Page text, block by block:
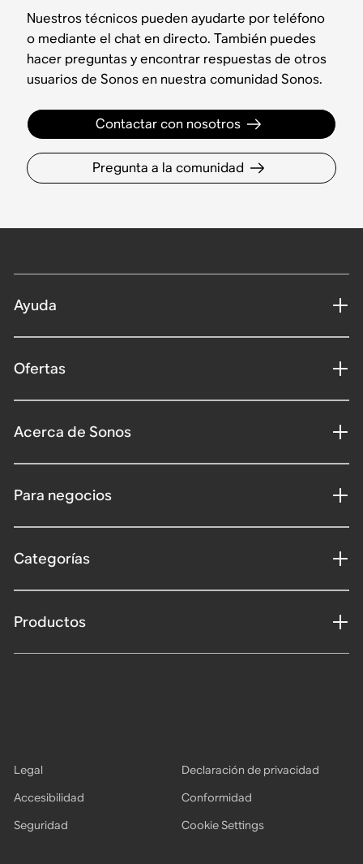
Nuestros técnicos pueden ayudarte por teléfono
o mediante el chat en directo. También puedes
hacer preguntas y encontrar respuestas de otros
usuarios de Sonos en nuestra comunidad Sonos.
Contactar con nosotros
Pregunta a la comunidad
Ayuda
Ofertas
Acerca de Sonos
Para negocios
Categorías
Productos
Legal
Declaración de privacidad
Accesibilidad
Conformidad
Seguridad
Cookie Settings